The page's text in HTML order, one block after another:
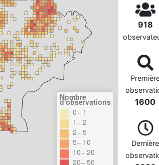
Nombre
d'observations
0– 1
1– 2
2– 5
5– 10
10– 20
20– 50
918
1600
Dernière